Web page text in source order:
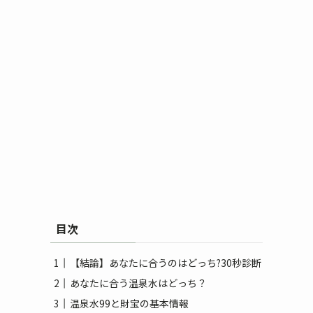
目次
【結論】あなたに合うのはどっち?30秒診断
あなたに合う温泉水はどっち？
温泉水99と財宝の基本情報